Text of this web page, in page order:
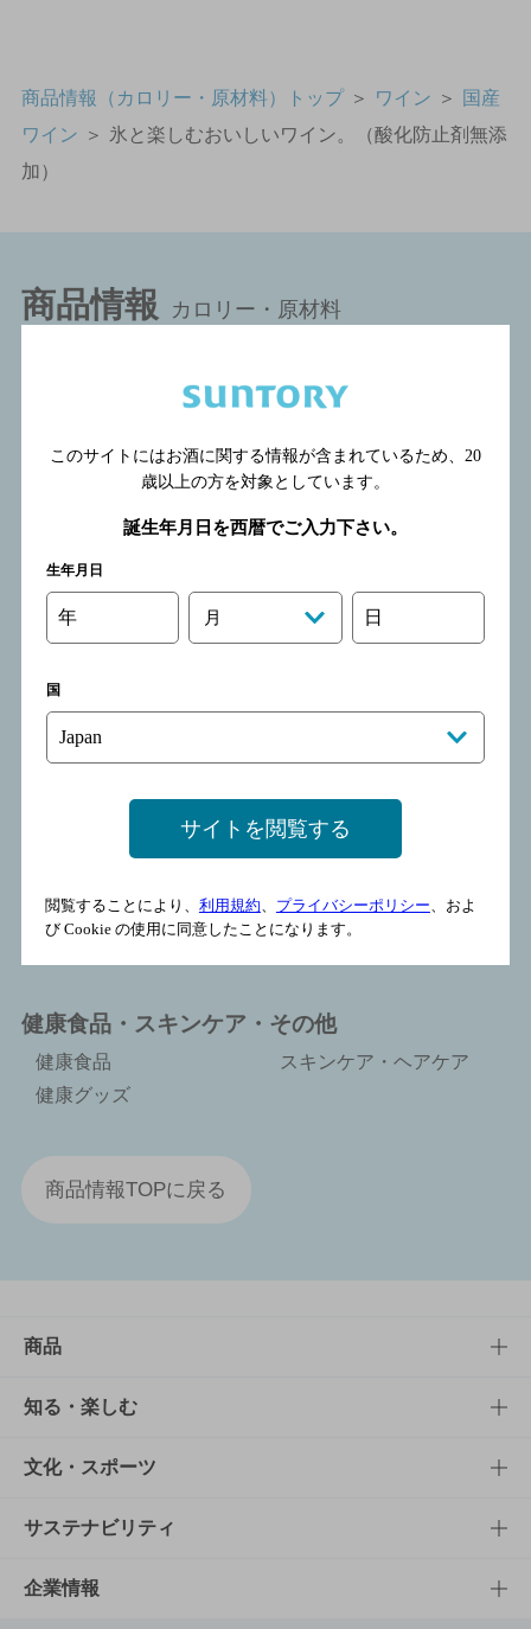
商品情報（カロリー・原材料）トップ ＞ ワイン ＞
国産
ワイン ＞ 氷と楽しむおいしいワイン。（酸化防止剤無添
加）
商品情報 カロリー・原材料
ソフトドリンク
コーヒー飲料
特定保健用食品
紅茶飲料
炭酸飲料
果汁入り飲料
乳性飲料
その他
チューハイ・カクテル
ウイスキー
ワイン
梅酒
健康食品・スキンケア・その他
健康食品
スキンケア・ヘアケア
健康グッズ
商品情報TOPに戻る
商品
商品TOP
商品一覧
商品発売情報
栄養成分一覧
知る・楽しむ
知る・楽しむTOP
キャンペーン
工場見学
文化・スポーツ
文化・スポーツTOP
サントリーホール
サステナビリティ
サステナビリティTOP
企業情報
このサイトにはお酒に関する情報が含まれているため、 20
歳以上の方を対象としています。
誕生年月日を西暦でご入力下さい。
生年月日
年 月 日
国
サイトを閲覧する
閲覧することにより、 利用規約 プライバシーポリシー 、およ
び Cookie の使用に同意したことになります。